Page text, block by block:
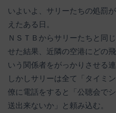
いよいよ、サリーたちの処罰
えたある日。
ＮＳＴＢからサリーたちと同
せた結果、近隣の空港にどの
いう関係者をがっかりさせる
しかしサリーは全て「タイミ
僚に電話をすると「公聴会で
送出来ないか」と頼み込む。